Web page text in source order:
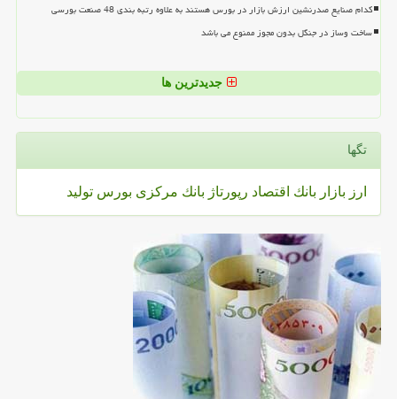
کدام صنایع صدرنشین ارزش بازار در بورس هستند به علاوه رتبه بندی 48 صنعت بورسی
ساخت وساز در جنگل بدون مجوز ممنوع می باشد
جدیدترین ها
تگها
ارز بازار بانك اقتصاد رپورتاژ بانك مركزی بورس تولید